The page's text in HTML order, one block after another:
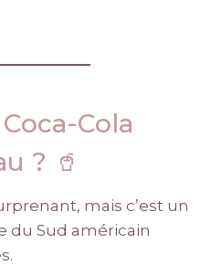
Cola
? 🥤
mais c’est un
du Sud américain